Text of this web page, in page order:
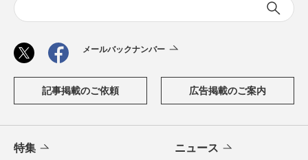
メールバックナンバー
記事掲載のご依頼 広告掲載のご案内
特集 ニュース